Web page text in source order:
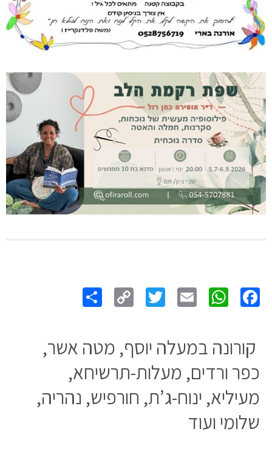
Link
קורונה במעלה יוסף, מטה אשר,
כפר ורדים, מעלות-תרשיחא,
מעיליא, ינוח-ג’ת, חורפיש, נהריה,
שלומי ועוד